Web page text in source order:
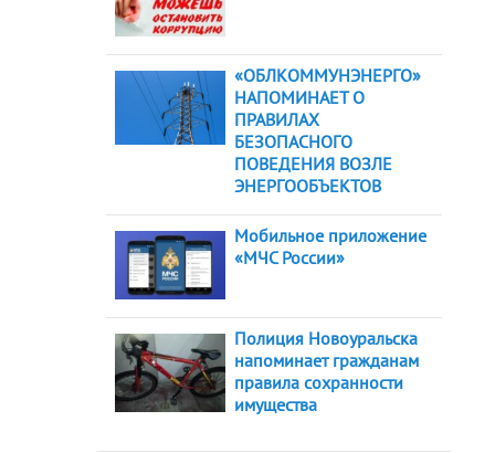
«ОБЛКОММУНЭНЕРГО»
НАПОМИНАЕТ О
ПРАВИЛАХ
БЕЗОПАСНОГО
ПОВЕДЕНИЯ ВОЗЛЕ
ЭНЕРГООБЪЕКТОВ
Мобильное приложение
«МЧС России»
Полиция Новоуральска
напоминает гражданам
правила сохранности
имущества